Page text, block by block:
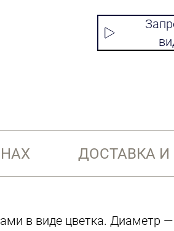
ДОСТАВКА И
в виде цветка. Диаметр